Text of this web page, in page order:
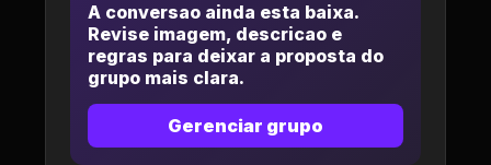
A conversao ainda esta baixa.
Revise imagem, descricao e
regras para deixar a proposta do
grupo mais clara.
Gerenciar grupo